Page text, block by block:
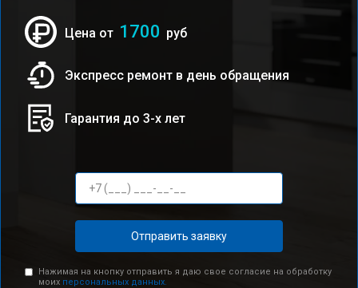
Цена от 1700 руб
Экспресс ремонт в день обращения
Гарантия до 3-х лет
Отправить заявку
Нажимая на кнопку отправить я даю свое согласие на обработку
моих персональных данных.